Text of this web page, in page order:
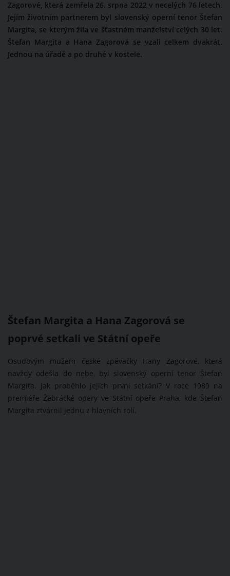
Zagorové, která zemřela 26. srpna 2022 v necelých 76 letech.
Jejím životním partnerem byl slovenský operní tenor Štefan
Margita, se kterým žila ve šťastném manželství celých 30 let.
Štefan Margita a Hana Zagorová se vzali celkem dvakrát.
Jednou na úřadě a po druhé v kostele.
Štefan Margita a Hana Zagorová se
poprvé setkali ve Státní opeře
Osudovým mužem české zpěvačky Hany Zagorové, která
navždy odešla do nebe, byl slovenský operní tenor Štefan
Margita. Jak proběhlo jejich první setkání? V roce 1989 na
premiéře Žebrácké opery ve Státní opeře Praha, kde Štefan
Margita ztvárnil jednu z hlavních rolí.